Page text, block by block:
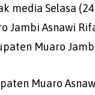
media Selasa
Jambi Asnawi
Muaro
Muaro